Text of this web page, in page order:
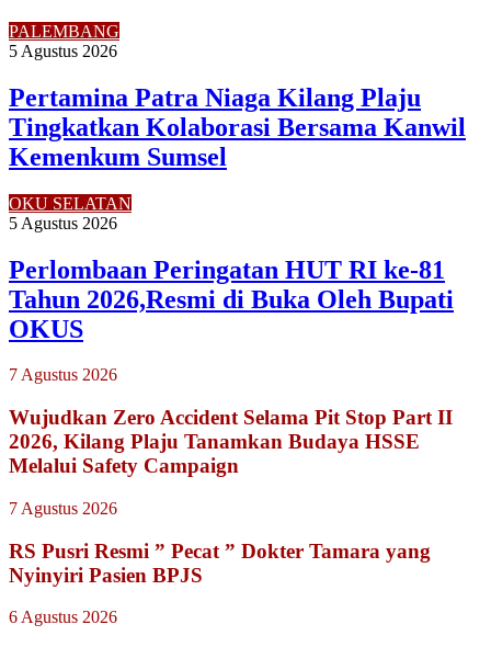
PALEMBANG
5 Agustus 2026
Pertamina Patra Niaga Kilang Plaju
Tingkatkan Kolaborasi Bersama Kanwil
Kemenkum Sumsel
OKU SELATAN
5 Agustus 2026
Perlombaan Peringatan HUT RI ke-81
Tahun 2026,Resmi di Buka Oleh Bupati
OKUS
7 Agustus 2026
Wujudkan Zero Accident Selama Pit Stop Part II
2026, Kilang Plaju Tanamkan Budaya HSSE
Melalui Safety Campaign
7 Agustus 2026
RS Pusri Resmi ” Pecat ” Dokter Tamara yang
Nyinyiri Pasien BPJS
6 Agustus 2026